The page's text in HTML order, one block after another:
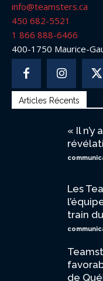
info@teamsters.ca
450 682-5521
1 866 888-6466
400-1750 Maurice-
Articles Récents
« Il
Les
train
de